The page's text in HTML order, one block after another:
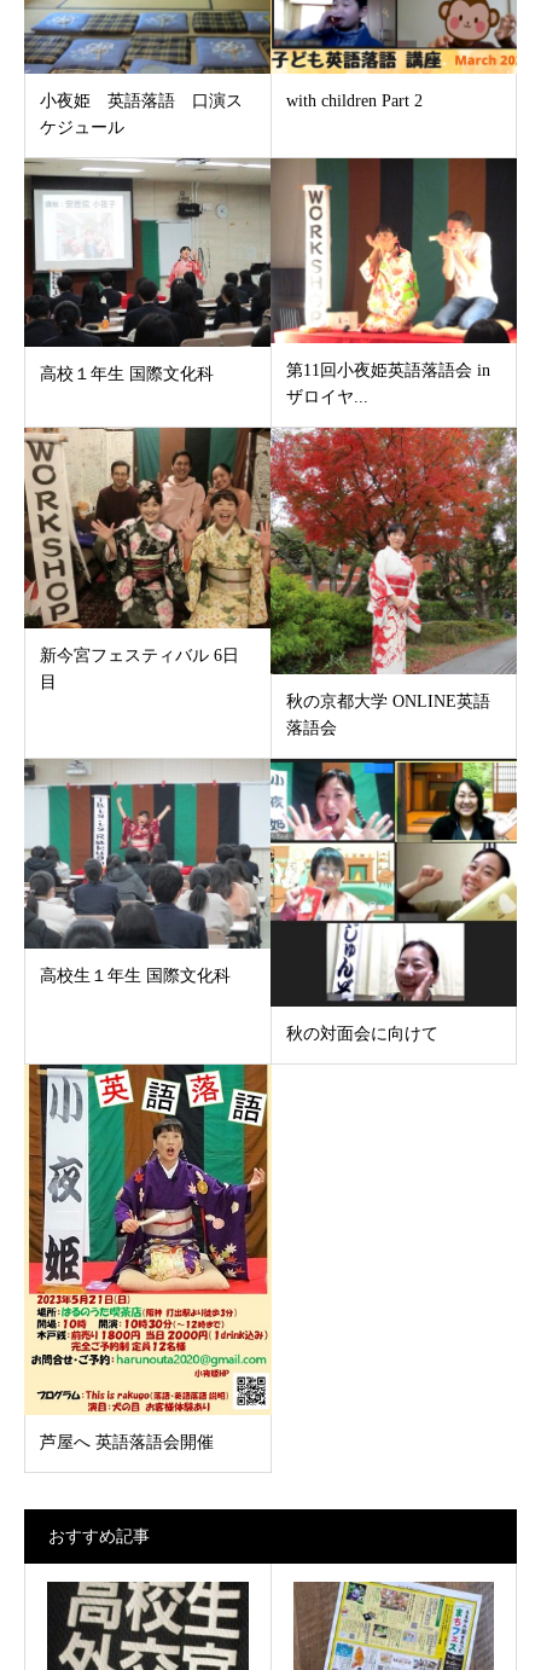
小夜姫 英語落語 口演ス
ケジュール
with children Part 2
高校１年生 国際文化科
第11回小夜姫英語落語会 in
ザロイヤ...
新今宮フェスティバル 6日
目
秋の京都大学 ONLINE英語
落語会
高校生１年生 国際文化科
秋の対面会に向けて
芦屋へ 英語落語会開催
おすすめ記事